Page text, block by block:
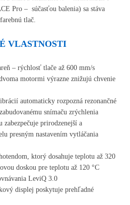
Pro – súčasťou balenia) sa stáva
tlač.
VLASTNOSTI
– rýchlosť tlače až 600 mm/s
motormi výrazne znižujú chvenie
automaticky rozpozná rezonančné
snímaču zrýchlenia
prirodzenejší a
presným nastavením vytláčania
ktorý dosahuje teplotu až 320
doskou pre teplotu až 120 °C
LeviQ 3.0
displej poskytuje prehľadné